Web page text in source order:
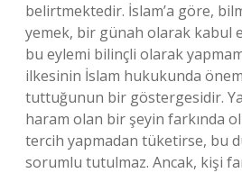
belirtmektedir. İslam’a göre,
yemek, bir günah olarak kabul
bu eylemi bilinçli olarak
ilkesinin İslam hukukunda
tuttuğunun bir göstergesidir.
haram olan bir şeyin farkında
tercih yapmadan tüketirse, bu
sorumlu tutulmaz. Ancak, kişi